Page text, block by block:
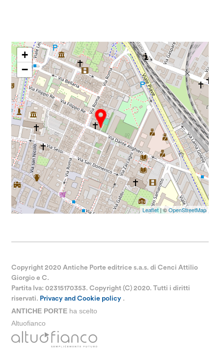
+
−
Leaflet| ©OpenStreetMap
Copyright 2020 Antiche Porte editrice s.a.s. di Cenci Attilio
Giorgio e C.
Partita Iva: 02315170353. Copyright (C) 2020. Tutti i diritti
riservati. Privacy and Cookie policy .
ANTICHE PORTE ha scelto
Altuofianco